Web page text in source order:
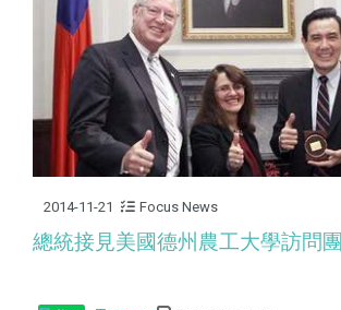
2014-11-21 Focus News
總統接見美國德州農工大學訪問團